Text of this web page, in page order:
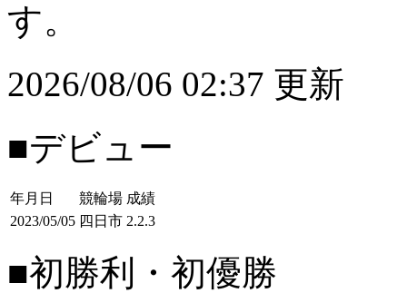
す。
2026/08/06 02:37 更新
■デビュー
年月日 競輪場 成績
2023/05/05 四日市 2.2.3
■初勝利・初優勝